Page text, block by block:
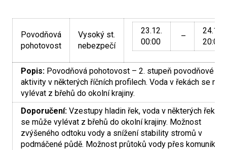
Povodňová
pohotovost
Vysoký st.
nebezpečí
23.12.
00:00
–
24.12.
20:00
Popis: Povodňová pohotovost – 2. stupeň povodňové
aktivity v některých říčních profilech. Voda v řekách se
vylévat z břehů do okolní krajiny.
Doporučení: Vzestupy hladin řek, voda v některých řekách
se může vylévat z břehů do okolní krajiny. Možnost
zvýšeného odtoku vody a snížení stability stromů v
podmáčené půdě. Možnost průtoků vody přes